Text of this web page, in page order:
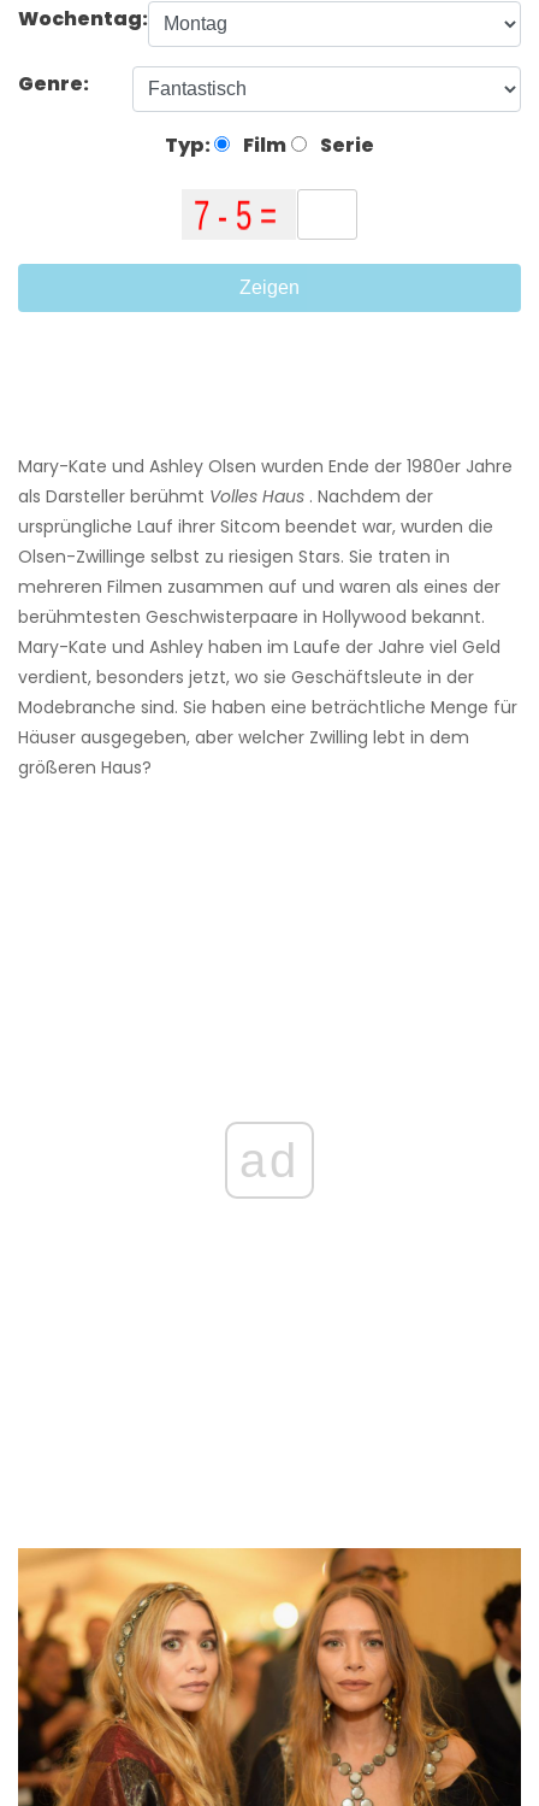
Wochentag:
Genre:
Typ: Film Serie
Zeigen
Mary-Kate und Ashley Olsen wurden Ende der 1980er Jahre
als Darsteller berühmt Volles Haus . Nachdem der
ursprüngliche Lauf ihrer Sitcom beendet war, wurden die
Olsen-Zwillinge selbst zu riesigen Stars. Sie traten in
mehreren Filmen zusammen auf und waren als eines der
berühmtesten Geschwisterpaare in Hollywood bekannt.
Mary-Kate und Ashley haben im Laufe der Jahre viel Geld
verdient, besonders jetzt, wo sie Geschäftsleute in der
Modebranche sind. Sie haben eine beträchtliche Menge für
Häuser ausgegeben, aber welcher Zwilling lebt in dem
größeren Haus?
ad